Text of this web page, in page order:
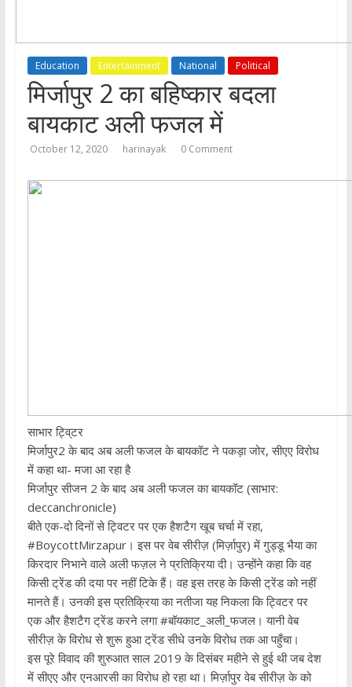
Education Entertainment National Political
मिर्जापुर 2 का बहिष्कार बदला
बायकाट अली फजल में
October 12, 2020 harinayak 0 Comment
साभार ट्वि्टर
मिर्जापुर2 के बाद अब अली फजल के बायकॉट ने पकड़ा जोर, सीएए विरोध
में कहा था- मजा आ रहा है
मिर्जापुर सीजन 2 के बाद अब अली फजल का बायकॉट (साभार:
deccanchronicle)
बीते एक-दो दिनों से ट्विटर पर एक हैशटैग खूब चर्चा में रहा,
#BoycottMirzapur। इस पर वेब सीरीज़ (मिर्ज़ापुर) में गुड्डू भैया का
किरदार निभाने वाले अली फज़ल ने प्रतिक्रिया दी। उन्होंने कहा कि वह
किसी ट्रेंड की दया पर नहीं टिके हैं। वह इस तरह के किसी ट्रेंड को नहीं
मानते हैं। उनकी इस प्रतिक्रिया का नतीजा यह निकला कि ट्विटर पर
एक और हैशटैग ट्रेंड करने लगा #बॉयकाट_अली_फजल। यानी वेब
सीरीज़ के विरोध से शुरू हुआ ट्रेंड सीधे उनके विरोध तक आ पहुँचा।
इस पूरे विवाद की शुरुआत साल 2019 के दिसंबर महीने से हुई थी जब देश
में सीएए और एनआरसी का विरोध हो रहा था। मिर्ज़ापुर वेब सीरीज़ के को